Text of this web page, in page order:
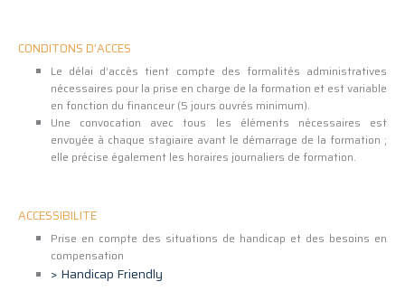
CONDITONS D'ACCES
Le délai d’accès tient compte des formalités administratives
nécessaires pour la prise en charge de la formation et est variable
en fonction du financeur (5 jours ouvrés minimum).
Une convocation avec tous les éléments nécessaires est
envoyée à chaque stagiaire avant le démarrage de la formation ;
elle précise également les horaires journaliers de formation.
ACCESSIBILITE
Prise en compte des situations de handicap et des besoins en
compensation
> Handicap Friendly